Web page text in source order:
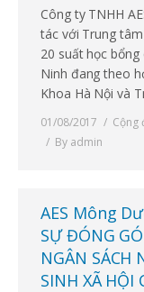
Công ty TNHH
tác với Trung
20 suất học
Ninh đang theo
Khoa Hà Nội và
01/08/2017 Cộng
By admin
AES Mông
SỰ ĐÓNG
NGÂN SÁCH
SINH XÃ HỘI